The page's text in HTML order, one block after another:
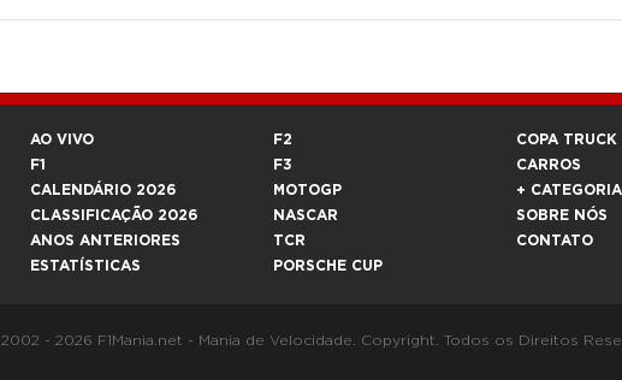
AO VIVO
F1
CALENDÁRIO 2026
CLASSIFICAÇÃO 2026
ANOS ANTERIORES
ESTATÍSTICAS
F2
F3
MOTOGP
NASCAR
TCR
PORSCHE CUP
COPA TRUCK
CARROS
+
SOBRE NÓS
CONTATO
2002 - 2026 F1Mania.net - Mania de Velocidade. Copyright. Todos os Direitos